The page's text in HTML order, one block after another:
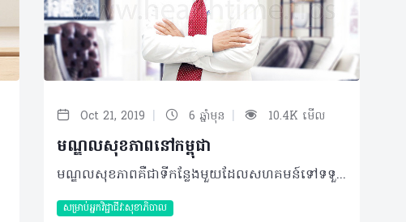
Oct 21, 2019 | 6 ឆ្នាំមុន | 10.4K មើល
មណ្ឌលសុខភាពនៅកម្ពុជា
មណ្ឌលសុខភាពគឺជាទីកន្លែងមួយដែលសហគមន៍ទៅទទួលសេវាសុខភាព។ មន្រ្តីមណ្ឌលសុខភាពផ្តល់ជូនសេវាសុខភាពដែលឆ្លើយតបទៅនឹងតម្រូវការចាំបាច់របស់សហគមន៍។ ការងាររបស់មណ្ឌលសុខភាពជាមួយនឹងឃុំ សង្កាត់ គឺដើម្បីរក្សាសហគមន៍ឲ្យមានសុខភាពល្អ និងរស់នៅក្នុងជីវិតប្រកបដោយសុខុមាលភាព។ តើមណ្ឌលសុខភាពផ្ដល់ជូនសេវាសំខាន់ៗអ្វីខ្លះ? ១. សេវាសុខភាពម្តាយ ទារក កុមារ និងសុខភាពបន្តពូជ៖ • ការថែទាំមុនពេលសម្រាល • ការសម្រាលធម្មតា និងការសម្រាលដោយមានអន្តរាគមន៍ • ការថែទាំក្រោយសម្រាល • ការចាក់ថ្នាំបង្ការដល់កុមារ និងម្តាយ/ស្រ្តី • អាហារូបត្ថម្ភ • ការថែទាំទារកទើបនឹងកើត • ការបង្ការការឆ្លងមេរោគអេដស៍ពីម្តាយទៅកូន • សមាហរណកម្មទទួលបន្ទុកពិនិត្យព្យាបាលជំងឺកុមារ (សពជក) • ការពន្យារកំណើត និងសុខភាពបន្តពូជរបស់មនុស្សពេញវ័យ។ ២. សេវាផ្នែកជំងឺឆ្លង • ជំងឺកាមរោគ • ជំងឺអេដស៍ • ជំងឺរបេង • ជំងឺឃ្លង់ • ជំងឺគ្រុនចាញ់/ ជំងឺគ្រុនឈាម • ជំងឺផ្តាសាយបក្សី។ ៣. សេវាផ្នែកជំងឺមិនឆ្លង និងបញ្ហាសុខភាពផ្សេងទៀត • ជំងឺលើសឈាម • ជំងឺទឹកនោមផ្អែម • ជំងឺមហារីកសុដន់/ មហារីកមាត់ស្បូន • សុខភាពផ្លូវចិត្ត • សុខភាពមាត់ធ្មេញ • ការថែទាំភ្នែក • ការវះកាត់ និងការថែទាំរបួស។ ៤. ការផ្តល់សេវាទៅសហគមន៍ • ការផ្តល់ថ្នាំបង្ការដល់ស្រ្តី និងកុមារ • ការផ្តល់គ្រាប់ថ្នាំជីវជាតិអាដល់កុមារដែលមានអាយុពី ៦ ទៅ៥៩ខែ • ការផ្តល់ថ្នាំគ្រាប់ជាតិដែក និងអាស៊ីតហ្វូលិកដល់ស្រ្តីមានផ្ទៃពោះ និងថ្នាំទម្លាក់សត្វល្អិតដល់ស្រ្តីមុន និងក្រោយពេលសម្រាល • ការផ្តល់សេវាពន្យារកំណើត • ការស្រាវជ្រាវជំងឺរបេង • ការធ្វើតេស្ត និងព្យាបាលជំងឺគ្រុនចាញ់ឆាប់រហ័ស • ការថែទាំមុនសម្រាល និងក្រោយសម្រាល • ការតាមដានការលូតលាស់របស់កុមារដែលមានអាយុក្រោម ៥ឆ្នាំ • ការអប់រំ និងលើកកម្ពស់សុខភាព។ ៥. សេវាអប់រំ និងលើកកម្ពស់សុខភាពផ្សេងទៀតមណ្ឌលសុខភាពបានផ្តល់សេវាអប់រំសុខភាពនានាទាក់ទងនឹងជំងឺឆ្លង ជំងឺមិនឆ្លង និងបញ្ហាសុខភាពផ្សេងៗទៀតដូចជា គ្រឿងញៀន ការផ្តាច់ទម្លាប់ប្រើប្រាស់ថ្នាំជក់ និងគ្រឿងស្រវឹងជាដើម។ តើត្រូវបង់សេវាប៉ុន្មាននៅពេលទៅមណ្ឌលសុខភាពទាំងនោះ? នៅគ្រប់មណ្ឌលសុខភាពទាំងអស់នឹងមានបិទតារាងតម្លៃសេវាជាប់ទៅនឹងជញ្ជាំងក្នុងមណ្ឌលសុខភាពនោះ។ តម្លៃសេវារបស់មណ្ឌលសុខភាពអាចខុសគ្នាបន្តិចបន្តួចទៅតាមខេត្ត និងស្រុកនីមួយៗដោយយោងទៅតាមកម្រិតចំណូលចំណាយរបស់មណ្ឌលសុខភាព លក្ខខណ្ឌជីវភាពរបស់ប្រជាជន (តាមរយៈគណៈកម្មការគ្រប់គ្រងមណ្ឌលសុខភាព ស្រុកប្រតិបត្តិមន្ទីរសុខាភិបាលខេត្ត ឬក្រសួងសុខាភិបាល)។ ការបង់ថ្លៃសេវាសុខភាពនឹងត្រូវបានលើកលែងចំពោះអ្នកជំងឺណាដែលមានប័ណ្ឌក្រីក្រ។ ប្រសិនបើអ្នកជាសមាជិកបេឡាជាតិរបបសន្តិសុខសង្គម អ្នកក៏អាចទទួលបានគ្រប់សេវាទាំងអស់ផងដែរ ដោយពុំមានចេញប្រាក់សម្រាប់បង់ថ្លៃអ្នកប្រើប្រាស់ឡើយ។ គោលការណ៍ណែនាំប្រតិបត្តិការ សេវាបង្ការ គឺជាមធ្យោបាយដ៏ល្អបំផុតដើម្បីការពារអ្នក និងគ្រួសាររបស់អ្នកពីការធ្លាក់ខ្លួនឈឺ និងដើម្បីធានាថាគ្រួសាររបស់អ្នកមានសុខភាពល្អ។ ចូរចងចាំថា ”ការការពារប្រសើរជាងព្យាបាល” ចូរថែទាំគ្រួសាររបស់អ្នកឲ្យមានសុវត្ថិភាព និងសុខភាពល្អ។ សូមសម្គាល់ថា៖ ប្រសិនបើអ្នកមិនមានសៀវភៅសុខភាពមាតា ឬកុមារទេសូមកុំបារម្ភ ព្រោះមណ្ឌលសុខភាពនឹងចេញសៀវភៅថ្មីឲ្យអ្នក។ វាជាការសំខាន់ប្រសិនបើអ្នកមានសៀវភៅតាមដានសុខភាពជាប់មកជាមួយដើម្បីឲ្យពេទ្យអាចមើលប្រវត្តិអ្នកជំងឺ។ តើយើងទាក់ទងទៅកាន់មណ្ឌលសុខភាពបានដោយរបៀបណា? គ្រប់មណ្ឌលសុខភាពទាំងអស់ត្រូវបើកបម្រើការ ២៤ម៉ោងក្នុងមួយថ្ងៃ ៧ថ្ងៃក្នុងមួយសប្តាហ៍។ ចូរទៅកាន់មណ្ឌលសុខភាពដើម្បីជួបគ្រូពេទ្យប្រចាំការ។ គ្រប់មណ្ឌលសុខភាពទាំងអស់សុទ្ធតែបានចាត់ចែងមន្ត្រីប្រចាំការគ្រប់ពេលសម្រាប់ទទួលអតិថិជន។ បកស្រាយដោយ៖ វេជ្ជបណ្ឌិត ឡាក់ ឡេង ឯកទេសសុខភាពសាធារណៈ អនុប្រធានមជ្ឈមណ្ឌលជាតិលើកកម្ពស់សុខភាព អត្ថបទ៖ ដកស្រង់ចេញពីទស្សនាវដ្ដី ហេលស៍ថាម ប្រូ លេខ ៨៣ 2019 រក្សាសិទ្ធិគ្រប់យ៉ាង​ដោយ Healthtime Corporation ចំពោះគ្រប់អត្ថបទដោយគ្មានផ្នែកណាមួយត្រូវបោះពុម្ពផ្សាយចូលប្រព័ន្ធអុីនធឺណែតឧបករណ៍អេឡិចត្រូនិកអាត់ជាសំឡេងឬថតចំលងគ្រប់រូបភាពដោយគ្មានការអនុញ្ញាតឡើយ
សម្រាប់អ្នកវិជ្ជាជីវៈសុខាភិបាល